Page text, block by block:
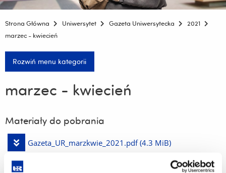
Strona Główna Uniwersytet Gazeta Uniwersytecka
2021
marzec - kwiecień
Rozwiń menu kategorii
marzec - kwiecień
Materiały do pobrania
Pobierz
Gazeta_UR_marzkwie_2021.pdf (4.3 MiB)